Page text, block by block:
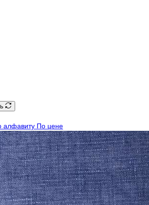
алфавиту По цене